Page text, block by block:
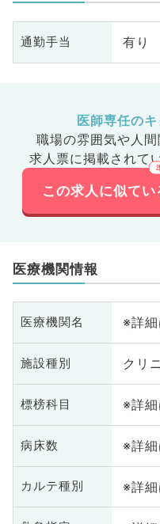
通勤手当 有り
医師専任の
職場の雰囲気や人間
求人票に掲載されて
この求人に似て
医療機関情報
医療機関名 ※詳
施設種別 クリ
標榜科目 ※詳
病床数 ※詳
カルテ種別 ※詳